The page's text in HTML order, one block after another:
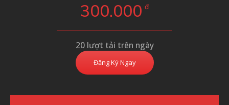
300.000 đ
20 lượt tải trên ngày
Đăng Ký Ngay